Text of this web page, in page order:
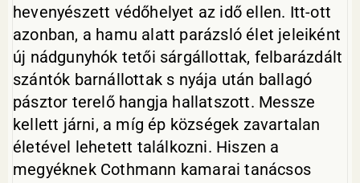
hevenyészett védőhelyet az idő ellen. Itt-ott
azonban, a hamu alatt parázsló élet jeleiként
új nádgunyhók tetői sárgállottak, felbarázdált
szántók barnállottak s nyája után ballagó
pásztor terelő hangja hallatszott. Messze
kellett járni, a míg ép községek zavartalan
életével lehetett találkozni. Hiszen a
megyéknek Cothmann kamarai tanácsos